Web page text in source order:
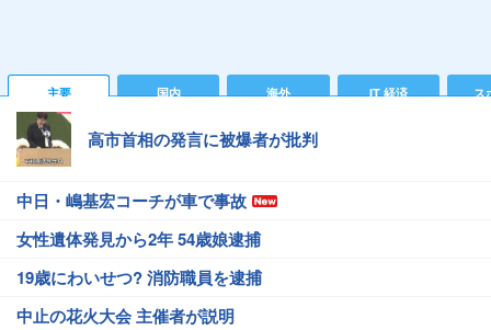
主要 国内 海外 IT 経済 ス
高市首相の発言に被爆者が批判
中日・嶋基宏コーチが車で事故
女性遺体発見から2年 54歳娘逮捕
19歳にわいせつ? 消防職員を逮捕
中止の花火大会 主催者が説明